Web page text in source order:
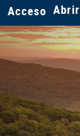
Acceso